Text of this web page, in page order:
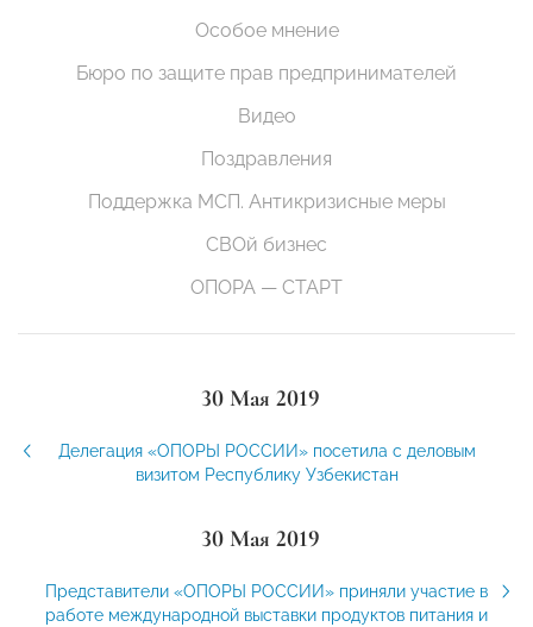
Особое мнение
Бюро по защите прав предпринимателей
Видео
Поздравления
Поддержка МСП. Антикризисные меры
СВОй бизнес
ОПОРА — СТАРТ
30 Мая 2019
Делегация «ОПОРЫ РОССИИ» посетила с деловым
визитом Республику Узбекистан
30 Мая 2019
Представители «ОПОРЫ РОССИИ» приняли участие в
работе международной выставки продуктов питания и